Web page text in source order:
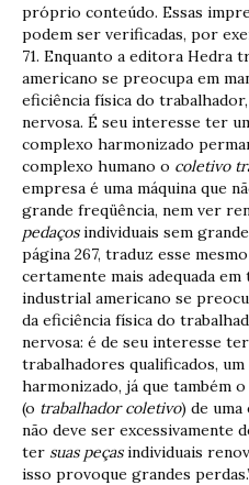
próprio conteúdo. Essas
podem ser verificadas, por
71. Enquanto a editora Hedra
americano se preocupa em
eficiência física do
nervosa. É seu interesse ter
complexo harmonizado
complexo humano o coletivo
empresa é uma máquina que
grande freqüência, nem ver
pedaçosindividuais sem
página 267, traduz esse
certamente mais adequada
industrial americano se
da eficiência física do
nervosa: é de seu interesse
trabalhadores qualificados,
harmonizado, já que também
(o trabalhador coletivo) de uma
não deve ser excessivamente
ter suas peçasindividuais
isso provoque grandes